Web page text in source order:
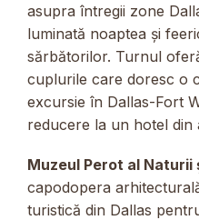
asupra întregii zone
luminată noaptea și
sărbătorilor. Turnul
cuplurile care doresc o
excursie în Dallas-Fort
reducere la un hotel din
Muzeul Perot al Naturii
capodopera
turistică din Dallas